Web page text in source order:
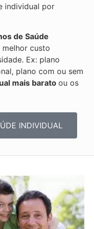
individual por
de Saúde
melhor custo
Ex: plano
plano com ou sem
mais barato ou os
INDIVIDUAL